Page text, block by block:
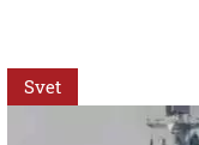
Svet